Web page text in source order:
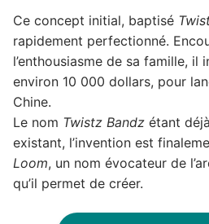
Ce concept initial, baptisé
rapidement perfectionné.
l’enthousiasme de sa famille, il
environ 10 000 dollars, pour
Chine.
Le nom Twistz Bandz étant
existant, l’invention est
Loom, un nom évocateur de
qu’il permet de créer.